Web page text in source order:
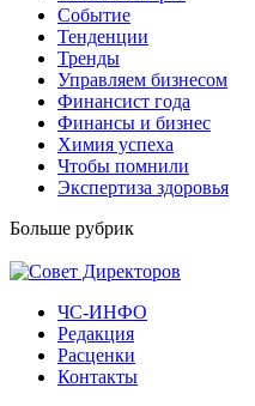
Событие
Тенденции
Тренды
Управляем бизнесом
Финансист года
Финансы и бизнес
Химия успеха
Чтобы помнили
Экспертиза здоровья
Больше рубрик
ЧС-ИНФО
Редакция
Расценки
Контакты